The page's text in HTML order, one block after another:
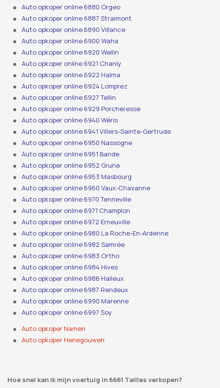
Auto opkoper online 6880 Orgeo
Auto opkoper online 6887 Straimont
Auto opkoper online 6890 Villance
Auto opkoper online 6900 Waha
Auto opkoper online 6920 Wellin
Auto opkoper online 6921 Chanly
Auto opkoper online 6922 Halma
Auto opkoper online 6924 Lomprez
Auto opkoper online 6927 Tellin
Auto opkoper online 6929 Porcheresse
Auto opkoper online 6940 Wéris
Auto opkoper online 6941 Villers-Sainte-Gertrude
Auto opkoper online 6950 Nassogne
Auto opkoper online 6951 Bande
Auto opkoper online 6952 Grune
Auto opkoper online 6953 Masbourg
Auto opkoper online 6960 Vaux-Chavanne
Auto opkoper online 6970 Tenneville
Auto opkoper online 6971 Champlon
Auto opkoper online 6972 Erneuville
Auto opkoper online 6980 La Roche-En-Ardenne
Auto opkoper online 6982 Samrée
Auto opkoper online 6983 Ortho
Auto opkoper online 6984 Hives
Auto opkoper online 6986 Halleux
Auto opkoper online 6987 Rendeux
Auto opkoper online 6990 Marenne
Auto opkoper online 6997 Soy
Auto opkoper Namen
Auto opkoper Henegouwen
Hoe snel kan ik mijn voertuig in 6661 Tailles verkopen?